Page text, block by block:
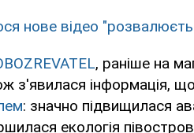
нове відео
, раніше на
з'явилася інформація,
: значно підвищилася
екологія